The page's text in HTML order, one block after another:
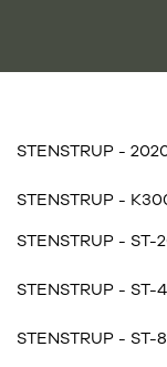
STENSTRUP -
STENSTRUP -
STENSTRUP - ST-
STENSTRUP - ST-
STENSTRUP - ST-